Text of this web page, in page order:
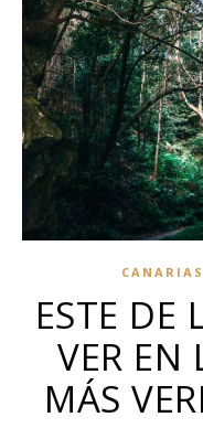
CANARIAS
ESTE DE
VER EN
MÁS